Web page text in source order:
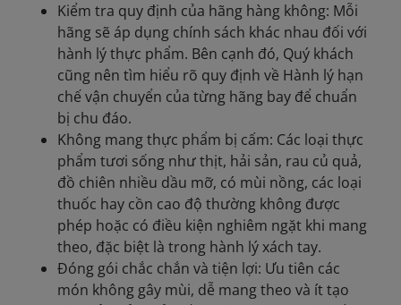
Kiểm tra quy định của hãng hàng không: Mỗi
hãng sẽ áp dụng chính sách khác nhau đối với
hành lý thực phẩm. Bên cạnh đó, Quý khách
cũng nên tìm hiểu rõ quy định về Hành lý hạn
chế vận chuyển của từng hãng bay để chuẩn
bị chu đáo.
Không mang thực phẩm bị cấm: Các loại thực
phẩm tươi sống như thịt, hải sản, rau củ quả,
đồ chiên nhiều dầu mỡ, có mùi nồng, các loại
thuốc hay cồn cao độ thường không được
phép hoặc có điều kiện nghiêm ngặt khi mang
theo, đặc biệt là trong hành lý xách tay.
Đóng gói chắc chắn và tiện lợi: Ưu tiên các
món không gây mùi, dễ mang theo và ít tạo